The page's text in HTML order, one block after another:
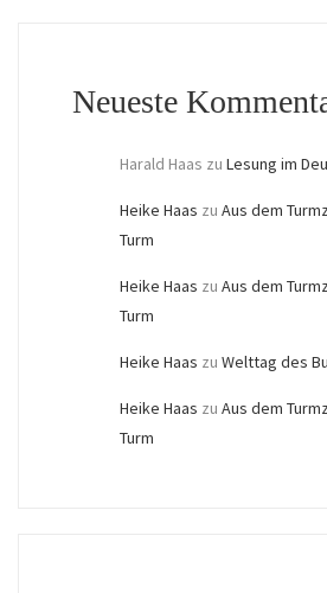
Neueste
Harald Haas zu Lesung im
Heike Haas zu Aus dem
Turm
Heike Haas zu Aus dem
Turm
Heike Haas zu Welttag des
Heike Haas zu Aus dem
Turm